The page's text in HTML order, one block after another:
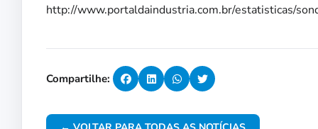
http://www.portaldaindustria.com.br/estatisticas/
Compartilhe: